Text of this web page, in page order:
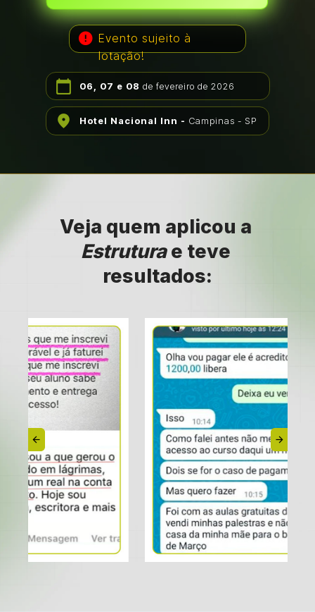
Evento sujeito à
lotação!
06, 07 e 08 de fevereiro de 2026
Hotel Nacional Inn - Campinas - SP
Estrutura e teve
resultados: